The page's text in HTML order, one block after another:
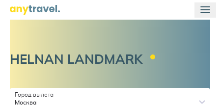
HELNAN LANDMARK
Город вылета
Москва